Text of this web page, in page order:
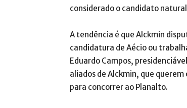
considerado o candidato
A tendência é que Alckmin
candidatura de Aécio ou
Eduardo Campos,
aliados de Alckmin, que querem
para concorrer ao Planalto.